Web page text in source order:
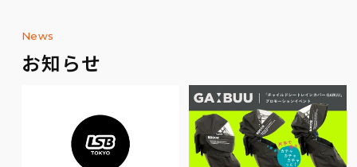
News
お知らせ